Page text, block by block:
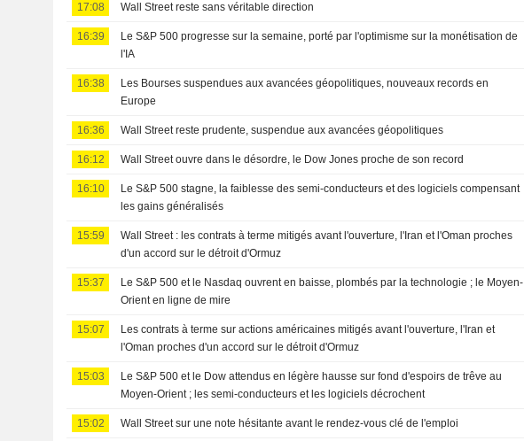
17:08 Wall Street reste sans véritable direction
16:39
Le S&P 500 progresse sur la semaine, porté par l'optimisme sur la monétisation de
l'IA
16:38
Les Bourses suspendues aux avancées géopolitiques, nouveaux records en
Europe
16:36 Wall Street reste prudente, suspendue aux avancées géopolitiques
16:12 Wall Street ouvre dans le désordre, le Dow Jones proche de son record
16:10
Le S&P 500 stagne, la faiblesse des semi-conducteurs et des logiciels compensant
les gains généralisés
15:59
Wall Street : les contrats à terme mitigés avant l'ouverture, l'Iran et l'Oman proches
d'un accord sur le détroit d'Ormuz
15:37
Le S&P 500 et le Nasdaq ouvrent en baisse, plombés par la technologie ; le Moyen-
Orient en ligne de mire
15:07
Les contrats à terme sur actions américaines mitigés avant l'ouverture, l'Iran et
l'Oman proches d'un accord sur le détroit d'Ormuz
15:03
Le S&P 500 et le Dow attendus en légère hausse sur fond d'espoirs de trêve au
Moyen-Orient ; les semi-conducteurs et les logiciels décrochent
15:02 Wall Street sur une note hésitante avant le rendez-vous clé de l'emploi